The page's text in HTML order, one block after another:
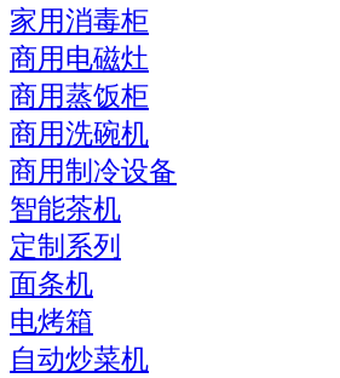
家用消毒柜
商用电磁灶
商用蒸饭柜
商用洗碗机
商用制冷设备
智能茶机
定制系列
面条机
电烤箱
自动炒菜机